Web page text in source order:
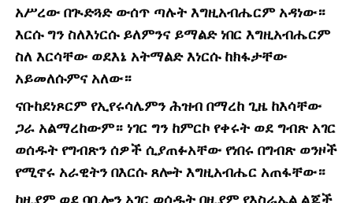
አሥረው በጒድጓድ ውሰጥ ጣሉት እግዚአብሔርም አዳነው።
እርሱ ግን ስለእነርሱ ይለምንና ይማልድ ነበር እግዚአብሔርም
ስለ እርሳቸው ወደእኔ አትማልድ እነርሱ ከክፋታቸው
አይመለሱምና አለው።
ናቡከደነጾርም የኢየሩሳሌምን ሕዝብ በማረከ ጊዜ ከእሳቸው
ጋራ አልማረከውም። ነገር ግን ከምርኮ የቀሩት ወደ ግብጽ አገር
ወሰዱት የግብጽን ሰዎች ሲያጠፉአቸው የነበሩ በግብጽ ወንዞች
የሚኖሩ አራዊትን በእርሱ ጸሎት እግዚአብሔር አጠፋቸው።
ከዚያም ወደ ባቢሎን አገር ወሰዱት በዚያም የእስራኤል ልጆች